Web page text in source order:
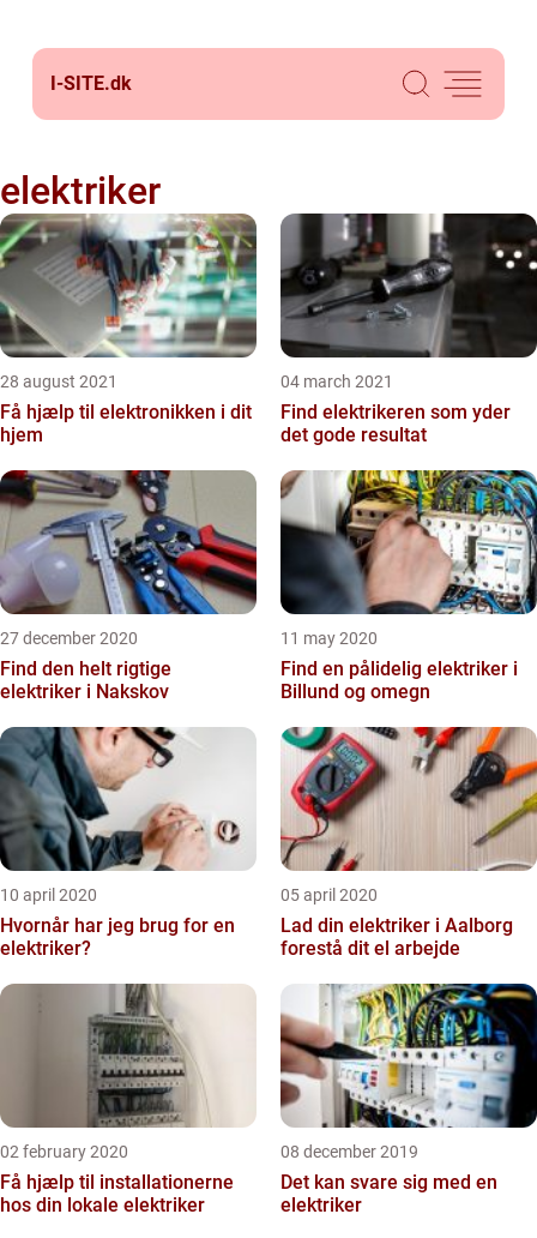
I-SITE.dk
elektriker
28 august 2021
Få hjælp til elektronikken i dit
hjem
04 march 2021
Find elektrikeren som yder
det gode resultat
27 december 2020
Find den helt rigtige
elektriker i Nakskov
11 may 2020
Find en pålidelig elektriker i
Billund og omegn
10 april 2020
Hvornår har jeg brug for en
elektriker?
05 april 2020
Lad din elektriker i Aalborg
forestå dit el arbejde
02 february 2020
Få hjælp til installationerne
hos din lokale elektriker
08 december 2019
Det kan svare sig med en
elektriker